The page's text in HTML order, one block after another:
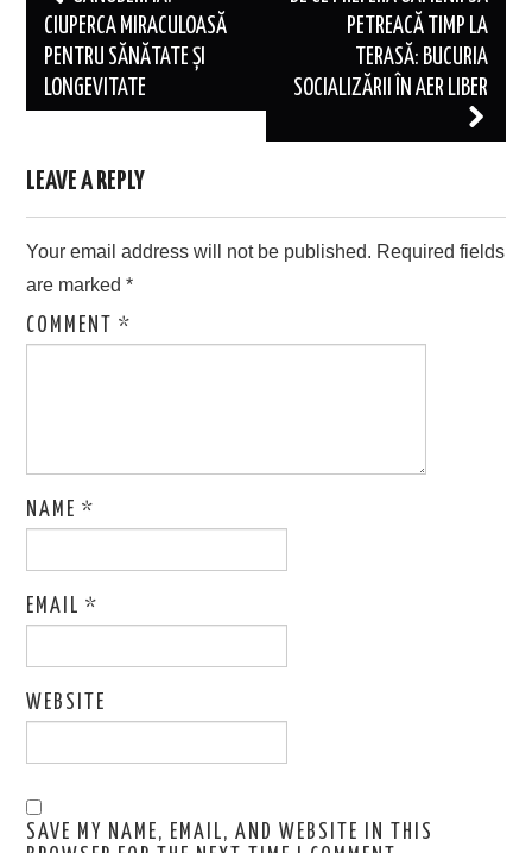
navigation
CIUPERCA MIRACULOASĂ
PENTRU SĂNĂTATE ȘI
LONGEVITATE
PETREACĂ TIMP LA
TERASĂ: BUCURIA
SOCIALIZĂRII ÎN AER LIBER
LEAVE A REPLY
Your email address will not be published. Required fields
are marked*
COMMENT*
NAME*
EMAIL*
WEBSITE
SAVE MY NAME, EMAIL, AND WEBSITE IN THIS